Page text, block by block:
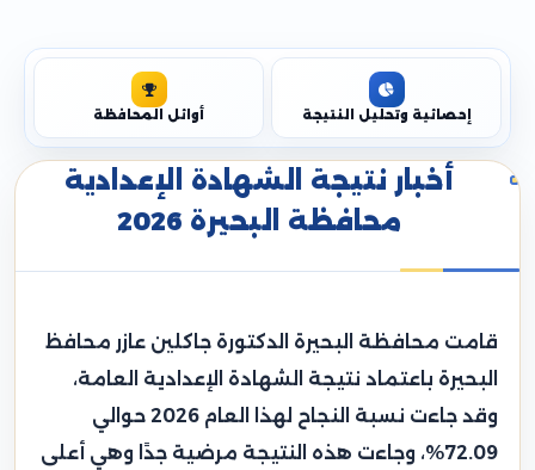
إحصائية وتحليل النتيجة أوائل المحافظة
أخبار نتيجة الشهادة الإعدادية
محافظة البحيرة 2026
قامت محافظة البحيرة الدكتورة جاكلين عازر محافظ
البحيرة باعتماد نتيجة الشهادة الإعدادية العامة،
وقد جاءت نسبة النجاح لهذا العام 2026 حوالي
72.09%، وجاءت هذه النتيجة مرضية جدًا وهي أعلى